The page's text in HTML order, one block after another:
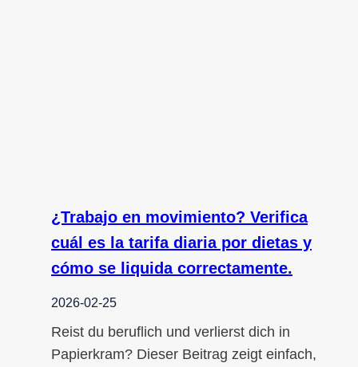
¿Trabajo en movimiento? Verifica
cuál es la tarifa diaria por dietas y
cómo se liquida correctamente.
2026-02-25
Reist du beruflich und verlierst dich in
Papierkram? Dieser Beitrag zeigt einfach,